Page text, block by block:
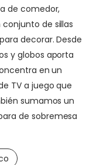
de comedor,
de sillas
decorar. Desde
y globos aporta
en un
TV a juego que
sumamos un
de sobremesa